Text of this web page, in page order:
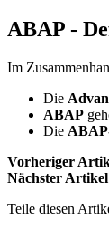
ABAP -
Im
Die
ABAP
Die
Vorheriger
Nächster Artikel
Teile diesen